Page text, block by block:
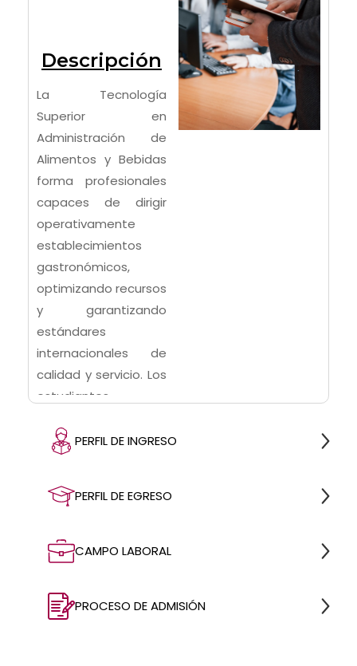
PERFIL DE INGRESO
PERFIL DE EGRESO
CAMPO LABORAL
PROCESO DE ADMISIÓN
Descripción
La Tecnología
Superior en
Administración de
Alimentos y Bebidas
forma profesionales
capaces de dirigir
operativamente
establecimientos
gastronómicos,
optimizando recursos
y garantizando
estándares
internacionales de
calidad y servicio. Los
estudiantes
competencias en
gestión de costos,
inventarios,
marketing
normativas vigentes
de higiene y
seguridad
alimentaria. El